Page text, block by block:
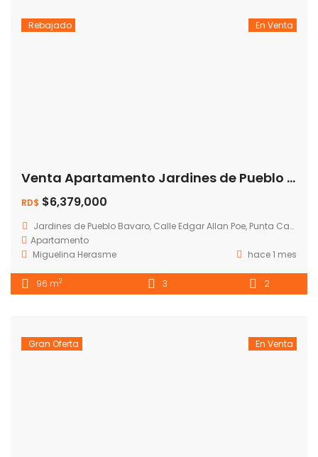
Rebajado En Venta
Venta Apartamento Jardines de Pueblo Bávaro
RD$ $6,379,000
Jardines de Pueblo Bavaro, Calle Edgar Allan Poe, Punta Cana, República Dominicana
Apartamento
Miguelina Herasme
hace 1 mes
96 m2 3 2
Gran Oferta En Venta